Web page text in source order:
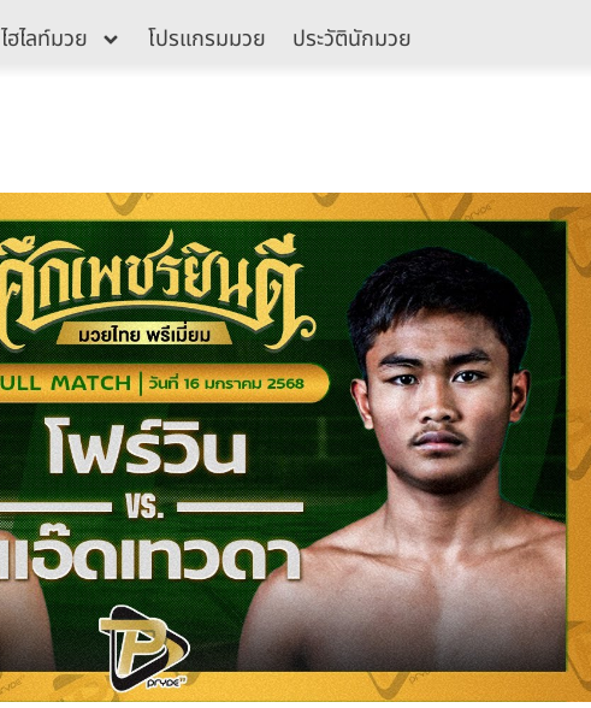
ไฮไลท์มวย โปรแกรมมวย ประวัตินักมวย